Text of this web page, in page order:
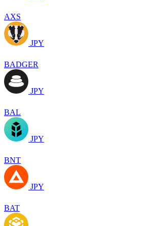
AXS
JPY
BADGER
JPY
BAL
JPY
BNT
JPY
BAT